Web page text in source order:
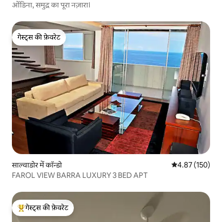
ओंडिना, समुद्र का पूरा नज़ारा।
गेस्ट्स की फ़ेवरेट
गेस्ट्स की फ़ेवरेट
साल्वाडोर में कॉन्डो औसत रेटिंग 5 में से
4.87 (150)
FAROL VIEW BARRA LUXURY 3 BED APT
गेस्ट्स का टॉप फ़ेवरेट
गेस्ट्स की फ़ेवरेट